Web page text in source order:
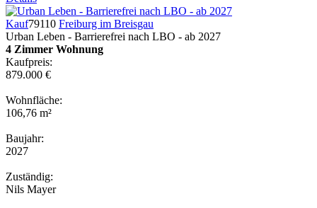
Kauf79110 Freiburg im Breisgau
Urban Leben - Barrierefrei nach LBO - ab 2027
4 Zimmer Wohnung
Kaufpreis:
879.000 €
Wohnfläche:
106,76 m²
Baujahr:
2027
Zuständig:
Nils Mayer